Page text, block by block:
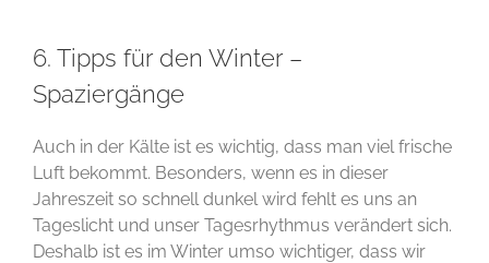
6. Tipps für den Winter –
Spaziergänge
Auch in der Kälte ist es wichtig, dass man viel frische
Luft bekommt. Besonders, wenn es in dieser
Jahreszeit so schnell dunkel wird fehlt es uns an
Tageslicht und unser Tagesrhythmus verändert sich.
Deshalb ist es im Winter umso wichtiger, dass wir